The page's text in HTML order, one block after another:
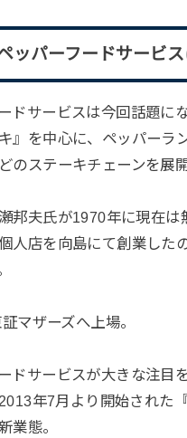
ッパーフードサービ
ドサービスは今回話題に
』を中心に、ペッパーラ
のステーキチェーンを展
邦夫氏が1970年に現在は
人店を向島にて創業した
マザーズへ上場。
ドサービスが大きな注目
年7月より開始された
業態。